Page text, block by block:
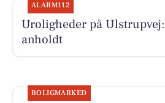
ALARM112
Uroligheder på
anholdt
BOLIGMARKED